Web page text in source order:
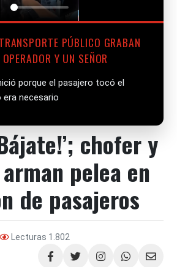
PÚBLICO GRABAN
Y UN SEÑOR
porque el pasajero tocó el
era necesario
chofer y
pelea en
de pasajeros
Lecturas 1.802
Compartir